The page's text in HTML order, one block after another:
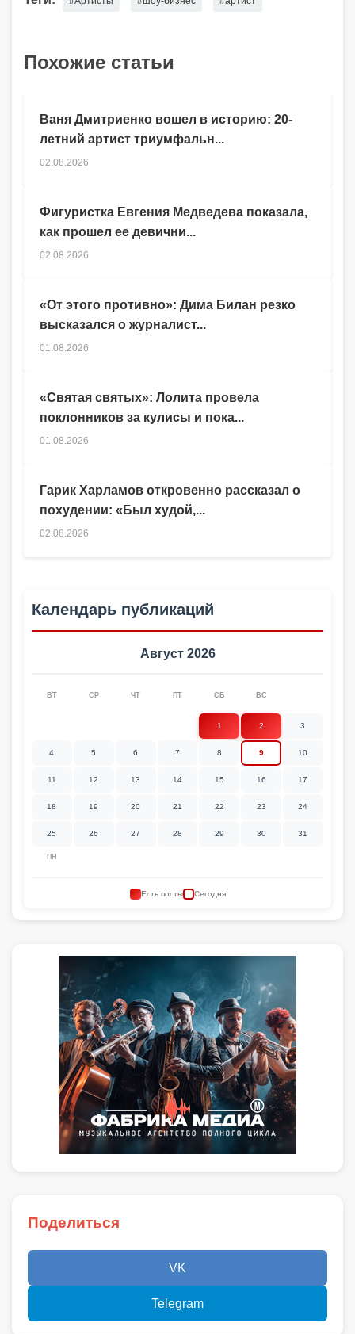
Похожие статьи
Гарик Харламов откровенно рассказал о
похудении: «Был худой,...
02.08.2026
Ваня Дмитриенко вошел в историю: 20-
летний артист триумфальн...
02.08.2026
Фигуристка Евгения Медведева показала,
как прошел ее девични...
02.08.2026
«От этого противно»: Дима Билан резко
высказался о журналист...
01.08.2026
«Святая святых»: Лолита провела
поклонников за кулисы и пока...
01.08.2026
Календарь публикаций
Август 2026
ПН
ВТ СР ЧТ ПТ СБ ВС
1 2 3
4 5 6 7 8 9 10
11 12 13 14 15 16 17
18 19 20 21 22 23 24
25 26 27 28 29 30 31
Есть посты Сегодня
Поделиться
VK
Telegram